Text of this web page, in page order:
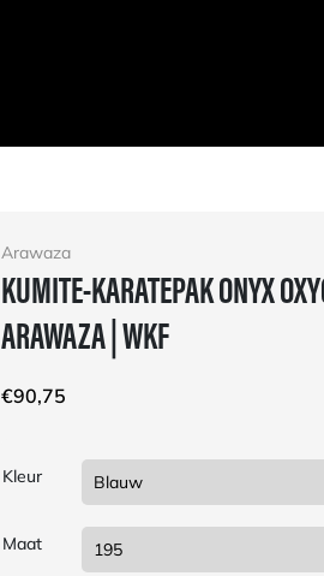
Arawaza
KUMITE-KARATEPAK ONYX
ARAWAZA | WKF
€90,75
Kleur
Maat